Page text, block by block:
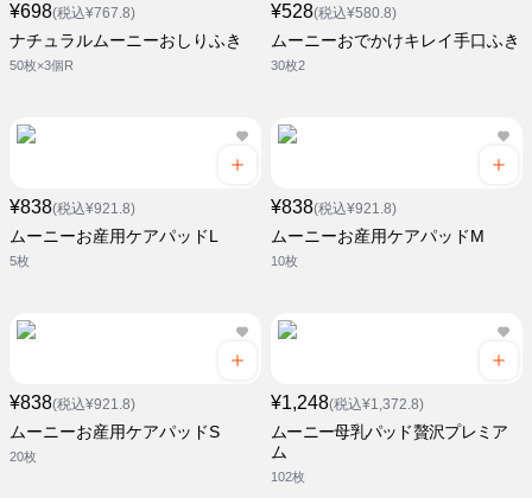
¥698(税込¥767.8)
ナチュラルムーニーおしりふき
50枚×3個R
¥528(税込¥580.8)
ムーニーおでかけキレイ手口ふき
30枚2
¥838(税込¥921.8)
ムーニーお産用ケアパッドL
5枚
¥838(税込¥921.8)
ムーニーお産用ケアパッドM
10枚
¥838(税込¥921.8)
ムーニーお産用ケアパッドS
20枚
¥1,248(税込¥1,372.8)
ムーニー母乳パッド贅沢プレミア
ム
102枚